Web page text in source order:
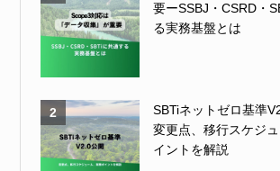
要ーSSBJ・CSRD・
る実務基盤とは
2
SBTiネットゼロ基準
変更点、移行スケジ
イントを解説